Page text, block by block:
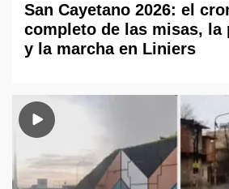
San Cayetano 2026: el
completo de las misas, la
y la marcha en Liniers